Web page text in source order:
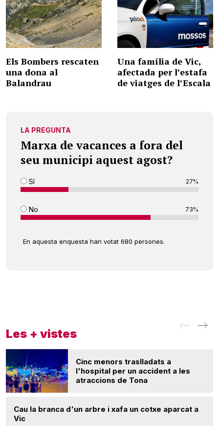
Els Bombers rescaten
una dona al
Balandrau
Una família de Vic,
afectada per l’estafa
de viatges de l’Escala
LA PREGUNTA
Marxa de vacances a fora del
seu municipi aquest agost?
Sí 27%
No 73%
En aquesta enquesta han votat 680 persones.
Les + vistes
Cinc menors traslladats a
l'hospital per un accident a les
atraccions de Tona
Cau la branca d'un arbre i xafa un cotxe aparcat a
Vic